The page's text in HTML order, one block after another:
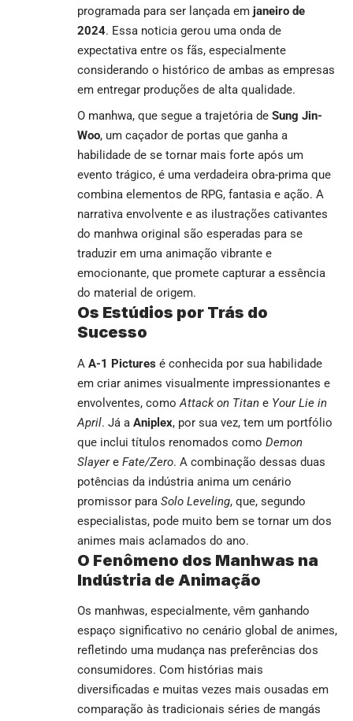
programada para ser lançada em janeiro de
2024. Essa noticia gerou uma onda de
expectativa entre os fãs, especialmente
considerando o histórico de ambas as empresas
em entregar produções de alta qualidade.
O manhwa, que segue a trajetória de Sung Jin-
Woo, um caçador de portas que ganha a
habilidade de se tornar mais forte após um
evento trágico, é uma verdadeira obra-prima que
combina elementos de RPG, fantasia e ação. A
narrativa envolvente e as ilustrações cativantes
do manhwa original são esperadas para se
traduzir em uma animação vibrante e
emocionante, que promete capturar a essência
do material de origem.
Os Estúdios por Trás do
Sucesso
A A-1 Pictures é conhecida por sua habilidade
em criar animes visualmente impressionantes e
envolventes, comoAttack on Titan e Your Lie in
April. Já a Aniplex, por sua vez, tem um portfólio
que inclui títulos renomados como Demon
Slayere Fate/Zero. A combinação dessas duas
potências da indústria anima um cenário
promissor para Solo Leveling, que, segundo
especialistas, pode muito bem se tornar um dos
animes mais aclamados do ano.
O Fenômeno dos Manhwas na
Indústria de Animação
Os manhwas, especialmente, vêm ganhando
espaço significativo no cenário global de animes,
refletindo uma mudança nas preferências dos
consumidores. Com histórias mais
diversificadas e muitas vezes mais ousadas em
comparação às tradicionais séries de mangás